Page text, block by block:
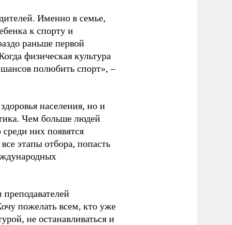
Именно в семье,
к спорту и
раньше первой
физическая культура
полюбить спорт», –
населения, но и
Чем больше людей
них появятся
этапы отбора, попасть
пожелать всем, кто уже
не останавливаться и